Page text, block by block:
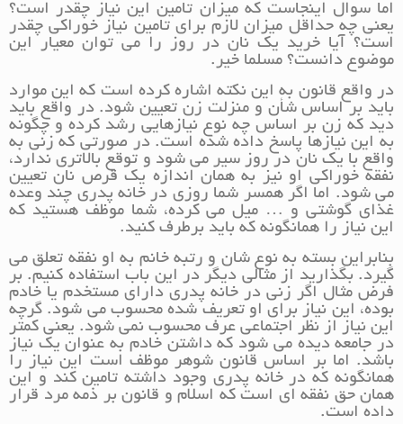
اما سوال اینجاست که میزان تامین این نیاز چقدر است؟
یعنی چه حداقل میزان لازم برای تامین نیاز خوراکی چقدر
است؟ آیا خرید یک نان در روز را می توان معیار این
موضوع دانست؟ مسلما خیر.
در واقع قانون به این نکته اشاره کرده است که این موارد
باید بر اساس شأن و منزلت زن تعیین شود. در واقع باید
دید که زن بر اساس چه نوع نیازهایی رشد کرده و چگونه
به این نیازها پاسخ داده شده است. در صورتی که زنی به
واقع با یک نان در روز سیر می شود و توقع بالاتری ندارد،
نفقه خوراکی او نیز به همان اندازه یک قرص نان تعیین
می شود. اما اگر همسر شما روزی در خانه پدری چند وعده
غذای گوشتی و … میل می کرده، شما موظف هستید که
این نیاز را همانگونه که باید برطرف کنید.
بنابراین بسته به نوع شان و رتبه خانم به او نفقه تعلق می
گیرد. بگذارید از مثالی دیگر در این باب استفاده کنیم. بر
فرض مثال اگر زنی در خانه پدری دارای مستخدم یا خادم
بوده، این نیاز برای او تعریف شده محسوب می شود. گرچه
این نیاز از نظر اجتماعی عرف محسوب نمی شود. یعنی کمتر
در جامعه دیده می شود که داشتن خادم به عنوان یک نیاز
باشد. اما بر اساس قانون شوهر موظف است این نیاز را
همانگونه که در خانه پدری وجود داشته تامین کند و این
همان حق نفقه ای است که اسلام و قانون بر ذمه مرد قرار
داده است.